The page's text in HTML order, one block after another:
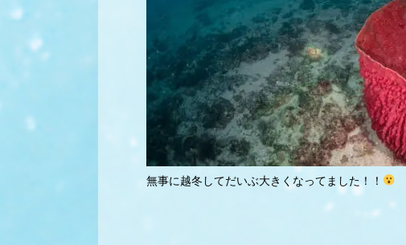
無事に越冬してだいぶ大きくなってました！！